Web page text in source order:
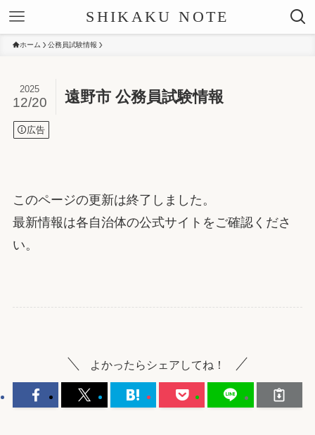
SHIKAKU NOTE
ホーム 公務員試験情報
遠野市 公務員試験情報
2025
12/20
広告
このページの更新は終了しました。
最新情報は各自治体の公式サイトをご確認くださ
い。
よかったらシェアしてね！